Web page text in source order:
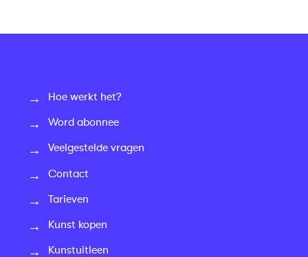
Hoe werkt het?
Word abonnee
Veelgestelde vragen
Contact
Tarieven
Kunst kopen
Kunstuitleen